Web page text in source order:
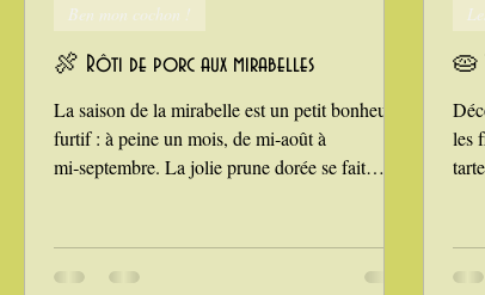
🍖 Rôti de porc aux mirabelles
La saison de la mirabelle est un petit bonheur
furtif : à peine un mois, de mi‑août à
mi‑septembre. La jolie prune dorée se fait
aussi ces plats sucrés‑salés qui sentent bon l’été
dans le Gers. Parce que non, il n 'y a pas que la
Ben mon cochon !
🥧
les